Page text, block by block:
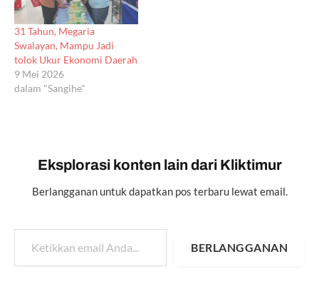
31 Tahun, Megaria
Swalayan, Mampu Jadi
tolok Ukur Ekonomi Daerah
9 Mei 2026
dalam "Sangihe"
Eksplorasi konten lain dari Kliktimur
Berlangganan untuk dapatkan pos terbaru lewat email.
Ketikkan email Anda...
BERLANGGANAN